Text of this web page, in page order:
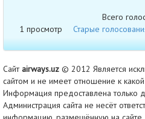
Всего
1 просмотр
Старые
Сайтairways.uz © 2012 Является
сайтом и не имеет отношение к
Информация предоставлена только
Администрация сайта не несёт